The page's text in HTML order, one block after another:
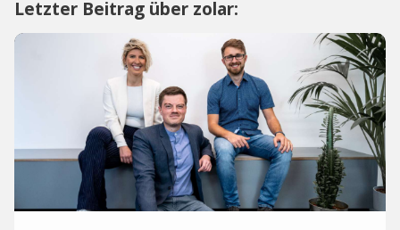
Letzter Beitrag über zolar: